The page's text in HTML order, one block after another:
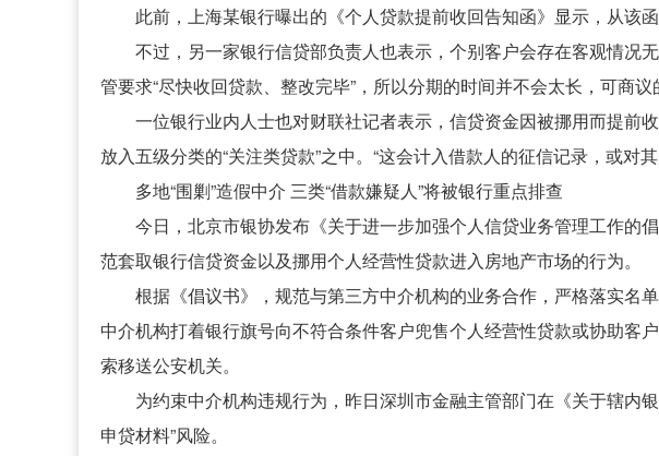
此前，上海某银行曝出的《个人贷款提前收回告知函》显示，从该
不过，另一家银行信贷部负责人也表示，个别客户会存在客观情况
管要求“尽快收回贷款、整改完毕”，所以分期的时间并不会太长，可商
一位银行业内人士也对财联社记者表示，信贷资金因被挪用而提前
放入五级分类的“关注类贷款”之中。“这会计入借款人的征信记录，或对
多地“围剿”造假中介 三类“借款嫌疑人”将被银行重点排查
今日，北京市银协发布《关于进一步加强个人信贷业务管理工作的
范套取银行信贷资金以及挪用个人经营性贷款进入房地产市场的行为。
根据《倡议书》，规范与第三方中介机构的业务合作，严格落实名
中介机构打着银行旗号向不符合条件客户兜售个人经营性贷款或协助
索移送公安机关。
为约束中介机构违规行为，昨日深圳市金融主管部门在《关于辖内
申贷材料”风险。